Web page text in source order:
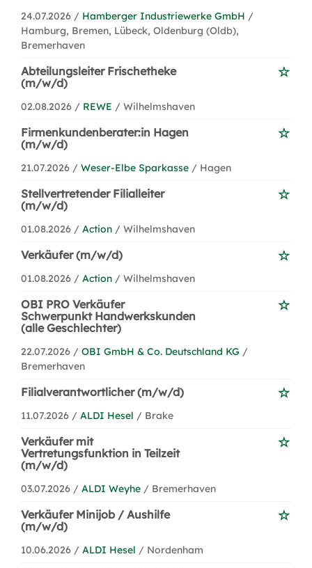
24.07.2026 / Hamberger Industriewerke GmbH /
Hamburg, Bremen, Lübeck, Oldenburg (Oldb),
Bremerhaven
Abteilungsleiter Frischetheke
(m/w/d)
02.08.2026 / REWE / Wilhelmshaven
Firmenkundenberater:in Hagen
(m/w/d)
21.07.2026 / Weser-Elbe Sparkasse / Hagen
Stellvertretender Filialleiter
(m/w/d)
01.08.2026 / Action / Wilhelmshaven
Verkäufer (m/w/d)
01.08.2026 / Action / Wilhelmshaven
OBI PRO Verkäufer
Schwerpunkt Handwerkskunden
(alle Geschlechter)
22.07.2026 / OBI GmbH & Co. Deutschland KG /
Bremerhaven
Filialverantwortlicher (m/w/d)
11.07.2026 / ALDI Hesel / Brake
Verkäufer mit
Vertretungsfunktion in Teilzeit
(m/w/d)
03.07.2026 / ALDI Weyhe / Bremerhaven
Verkäufer Minijob / Aushilfe
(m/w/d)
10.06.2026 / ALDI Hesel / Nordenham